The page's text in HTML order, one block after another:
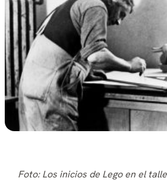
Foto:Los inicios de Lego en el